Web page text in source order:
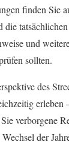
finden Sie
die
und
sollten.
des
erleben
verborgene
der